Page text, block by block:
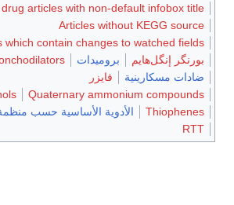
articles with non-default infobox title
Articles without KEGG source
which contain changes to watched fields
بورنگر إنگل‌هايم
بروميدات
ضادات مسكارينية
فايزر
Quaternary ammonium compounds
Thiophenes
الأدوية الأساسية حسب
RTT